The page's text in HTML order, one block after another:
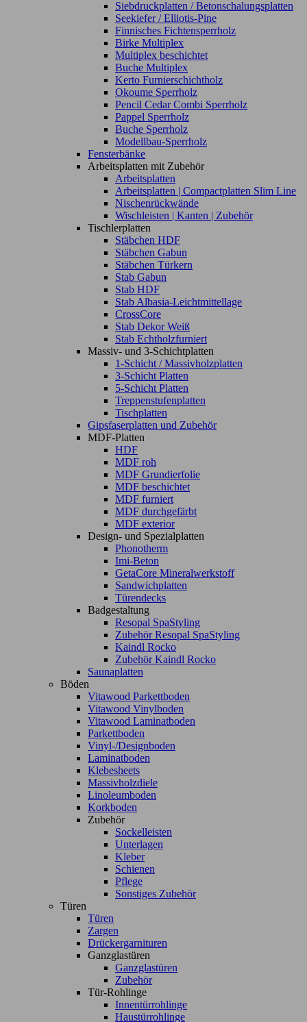
Siebdruckplatten / Betonschalungsplatten
Seekiefer / Elliotis-Pine
Finnisches Fichtensperrholz
Birke Multiplex
Multiplex beschichtet
Buche Multiplex
Kerto Furnierschichtholz
Okoume Sperrholz
Pencil Cedar Combi Sperrholz
Pappel Sperrholz
Buche Sperrholz
Modellbau-Sperrholz
Fensterbänke
Arbeitsplatten mit Zubehör
Arbeitsplatten
Arbeitsplatten | Compactplatten Slim Line
Nischenrückwände
Wischleisten | Kanten | Zubehör
Tischlerplatten
Stäbchen HDF
Stäbchen Gabun
Stäbchen Türkern
Stab Gabun
Stab HDF
Stab Albasia-Leichtmittellage
CrossCore
Stab Dekor Weiß
Stab Echtholzfurniert
Massiv- und 3-Schichtplatten
1-Schicht / Massivholzplatten
3-Schicht Platten
5-Schicht Platten
Treppenstufenplatten
Tischplatten
Gipsfaserplatten und Zubehör
MDF-Platten
HDF
MDF roh
MDF Grundierfolie
MDF beschichtet
MDF furniert
MDF durchgefärbt
MDF exterior
Design- und Spezialplatten
Phonotherm
Imi-Beton
GetaCore Mineralwerkstoff
Sandwichplatten
Türendecks
Badgestaltung
Resopal SpaStyling
Zubehör Resopal SpaStyling
Kaindl Rocko
Zubehör Kaindl Rocko
Saunaplatten
Böden
Vitawood Parkettboden
Vitawood Vinylboden
Vitawood Laminatboden
Parkettboden
Vinyl-/Designboden
Laminatboden
Klebesheets
Massivholzdiele
Linoleumboden
Korkboden
Zubehör
Sockelleisten
Unterlagen
Kleber
Schienen
Pflege
Sonstiges Zubehör
Türen
Türen
Zargen
Drückergarnituren
Ganzglastüren
Ganzglastüren
Zubehör
Tür-Rohlinge
Innentürrohlinge
Haustürrohlinge